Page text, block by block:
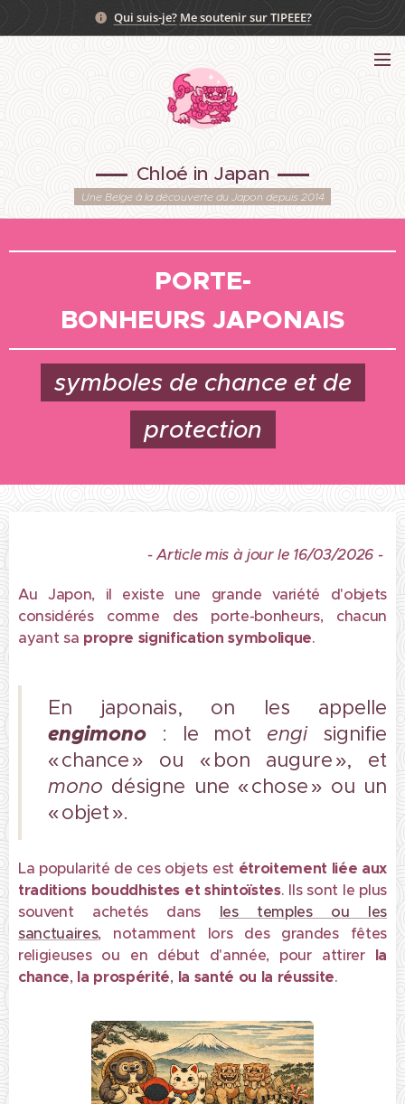
Qui suis-je? Me soutenir sur TIPEEE?
Chloé in Japan
Une Belge à la découverte du Japon depuis 2014
PORTE-
BONHEURS JAPONAIS
symboles de chance et de
protection
- Article mis à jour le 16/03/2026 -
Au Japon, il existe une grande variété d'objets
considérés comme des porte-bonheurs, chacun
ayant sa propre signification symbolique.
En japonais, on les appelle
engimono : le mot engisignifie
« chance » ou « bon augure », et
mono désigne une « chose » ou un
« objet ».
La popularité de ces objets est étroitement liée aux
traditions bouddhistes et shintoïstes. Ils sont le plus
souvent achetés dans les temples ou les
sanctuaires, notamment lors des grandes fêtes
religieuses ou en début d'année, pour attirer la
chance, la prospérité, la santé ou la réussite.